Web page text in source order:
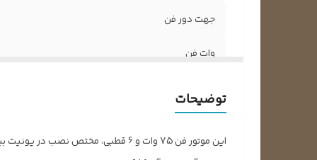
جهت دور فن
وات فن
قطر شفت
توضیحات